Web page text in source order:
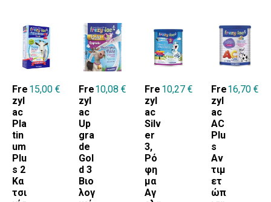
Fre
zyl
ac
Pla
tin
um
Plu
s 2
Κα
τσι
15,00 €
Fre
zyl
ac
Up
gra
de
Gol
d 3
Βιο
λογ
10,08 €
Fre
zyl
ac
Silv
er
3,
Ρό
φη
μα
Αγ
10,27 €
Fre
zyl
ac
AC
Plu
s
Αν
τιμ
ετ
ώπ
16,70 €